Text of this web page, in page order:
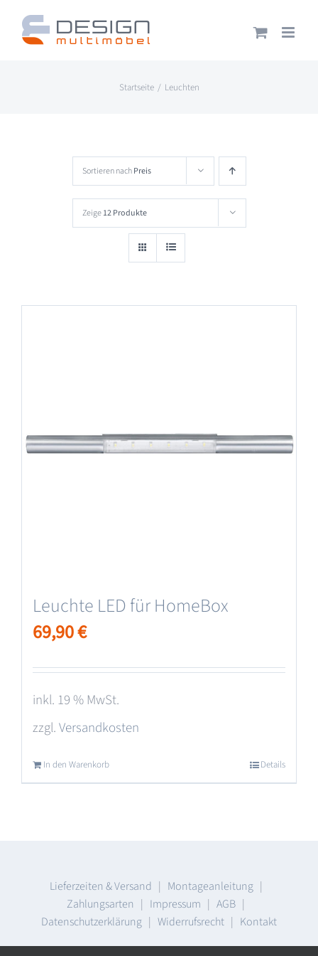
Zum
Inhalt
Startseite Leuchten
Sortieren nachPreis
Zeige12 Produkte
Leuchte LED für HomeBox
69,90€
inkl. 19 % MwSt.
zzgl.Versandkosten
In den Warenkorb Details
Lieferzeiten & Versand | Montageanleitung|
Zahlungsarten | Impressum | AGB |
Datenschutzerklärung | Widerrufsrecht | Kontakt